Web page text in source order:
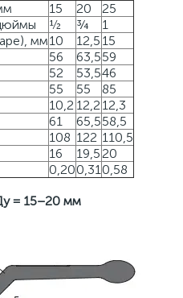
15 20
25
½ ¾
1
мм10 12,5 15
56 63,559
52 53,546
55 55
85
10,2 12,212,3
61 65,558,5
108 122 110,5
16 19,520
0,200,310,58
= 15–20 мм